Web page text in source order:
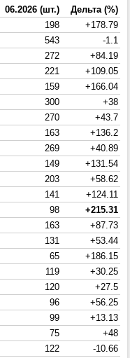
06.2026 (шт.)
Дельта (%)
198
+178.79
543
-1.1
272
+84.19
221
+109.05
159
+166.04
300
+38
270
+43.7
163
+136.2
269
+40.89
149
+131.54
203
+58.62
141
+124.11
98
+215.31
163
+87.73
131
+53.44
65
+186.15
119
+30.25
120
+27.5
96
+56.25
99
+13.13
75
+48
122
-10.66